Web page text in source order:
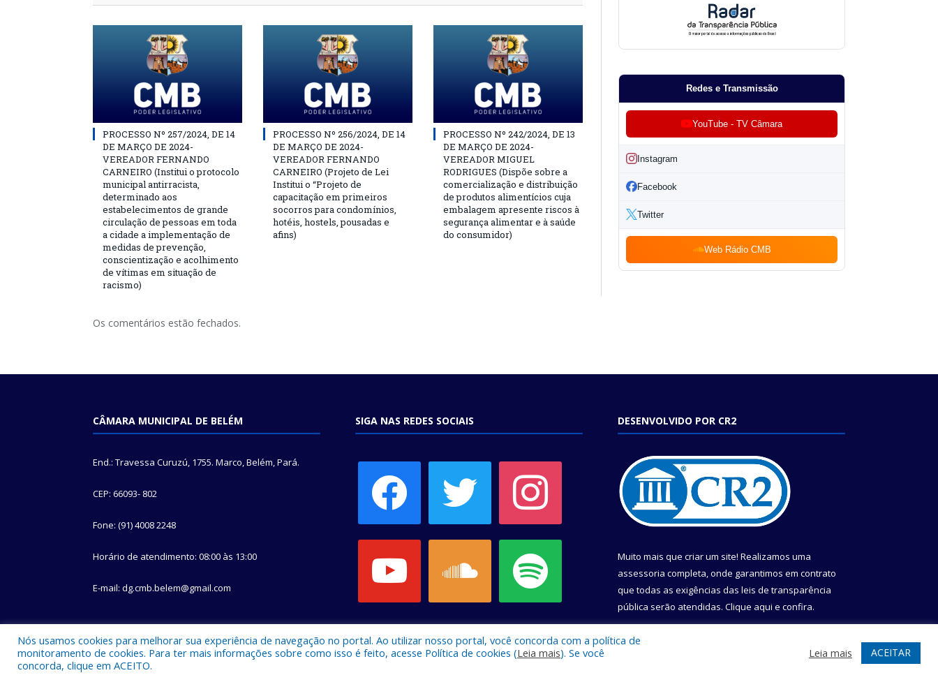
PROCESSO Nº 257/2024, DE 14
DE MARÇO DE 2024-
VEREADOR FERNANDO
CARNEIRO (Institui o protocolo
municipal antirracista,
determinado aos
estabelecimentos de grande
circulação de pessoas em toda
a cidade a implementação de
medidas de prevenção,
conscientização e acolhimento
de vítimas em situação de
racismo)
PROCESSO Nº 256/2024, DE 14
DE MARÇO DE 2024-
VEREADOR FERNANDO
CARNEIRO (Projeto de Lei
Institui o “Projeto de
capacitação em primeiros
socorros para condomínios,
hotéis, hostels, pousadas e
afins)
PROCESSO Nº 242/2024, DE 13
DE MARÇO DE 2024-
VEREADOR MIGUEL
RODRIGUES (Dispõe sobre a
comercialização e distribuição
de produtos alimentícios cuja
embalagem apresente riscos à
segurança alimentar e à saúde
do consumidor)
Os comentários estão fechados.
Redes e Transmissão
YouTube - TV Câmara
Instagram
Facebook
Twitter
Web Rádio CMB
CÂMARA MUNICIPAL DE BELÉM
End.: Travessa Curuzú, 1755. Marco, Belém, Pará.
CEP: 66093- 802
Fone: (91) 4008 2248
Horário de atendimento: 08:00 às 13:00
E-mail: dg.cmb.belem@gmail.com
SIGA NAS REDES SOCIAIS DESENVOLVIDO POR CR2
Muito mais que criar um site! Realizamos uma
assessoria completa, onde garantimos em contrato
que todas as exigências das leis de transparência
pública serão atendidas. Clique aqui e confira.
Conheça o
Nós usamos cookies para melhorar sua experiência de navegação no portal. Ao utilizar nosso portal, você concorda com a política de
monitoramento de cookies. Para ter mais informações sobre como isso é feito, acesse Política de cookies (Leia mais). Se você
concorda, clique em ACEITO.
Leia mais ACEITAR